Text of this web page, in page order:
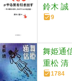
鈴木 誠
9
舞姫通
重松 清
1784